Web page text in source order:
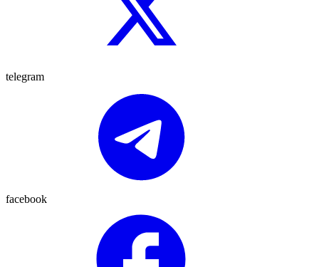
telegram
facebook